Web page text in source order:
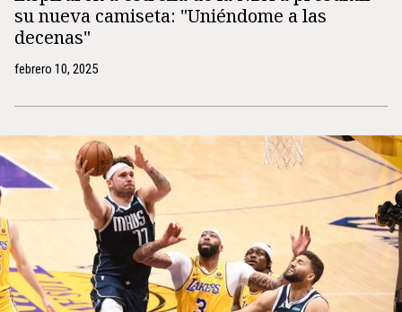
su nueva camiseta: "Uniéndome a las
decenas"
febrero 10, 2025